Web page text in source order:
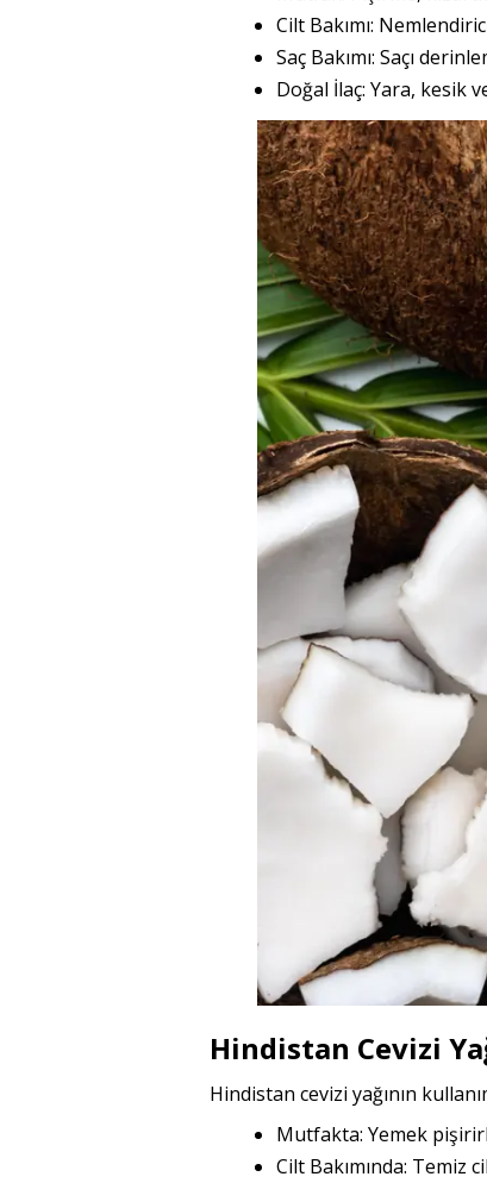
Cilt Bakımı:
Saç Bakımı: Saçı
Doğal İlaç: Yara, kesik
Hindistan Cevizi
Hindistan cevizi yağının
Mutfakta: Yemek
Cilt Bakımında: Temiz